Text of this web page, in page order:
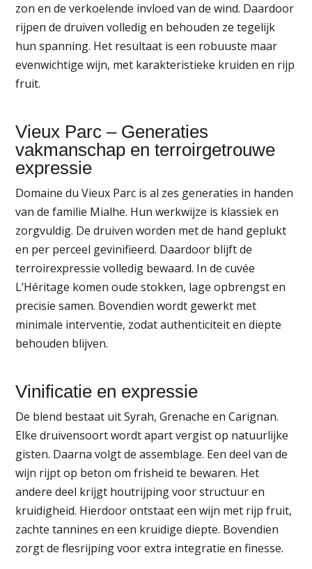
zon en de verkoelende invloed van de wind. Daardoor
rijpen de druiven volledig en behouden ze tegelijk
hun spanning. Het resultaat is een robuuste maar
evenwichtige wijn, met karakteristieke kruiden en rijp
fruit.
Vieux Parc – Generaties
vakmanschap en terroirgetrouwe
expressie
Domaine du Vieux Parc is al zes generaties in handen
van de familie Mialhe. Hun werkwijze is klassiek en
zorgvuldig. De druiven worden met de hand geplukt
en per perceel gevinifieerd. Daardoor blijft de
terroirexpressie volledig bewaard. In de cuvée
L’Héritage komen oude stokken, lage opbrengst en
precisie samen. Bovendien wordt gewerkt met
minimale interventie, zodat authenticiteit en diepte
behouden blijven.
Vinificatie en expressie
De blend bestaat uit Syrah, Grenache en Carignan.
Elke druivensoort wordt apart vergist op natuurlijke
gisten. Daarna volgt de assemblage. Een deel van de
wijn rijpt op beton om frisheid te bewaren. Het
andere deel krijgt houtrijping voor structuur en
kruidigheid. Hierdoor ontstaat een wijn met rijp fruit,
zachte tannines en een kruidige diepte. Bovendien
zorgt de flesrijping voor extra integratie en finesse.